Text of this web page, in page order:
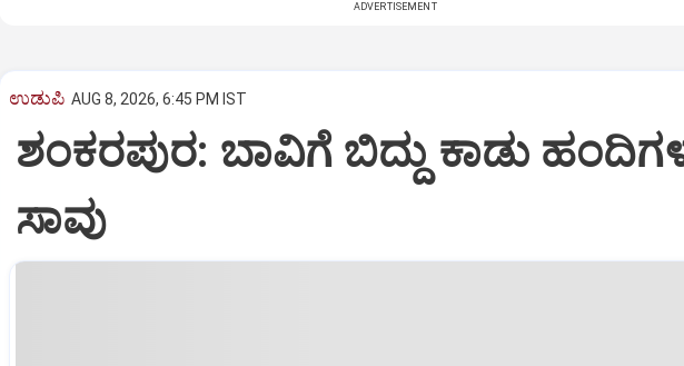
ADVERTISEMENT
ಉಡುಪಿ AUG 8, 2026, 6:45 PM IST
ಶಂಕರಪುರ: ಬಾವಿಗೆ ಬಿದ್ದು ಕಾಡು
ಸಾವು